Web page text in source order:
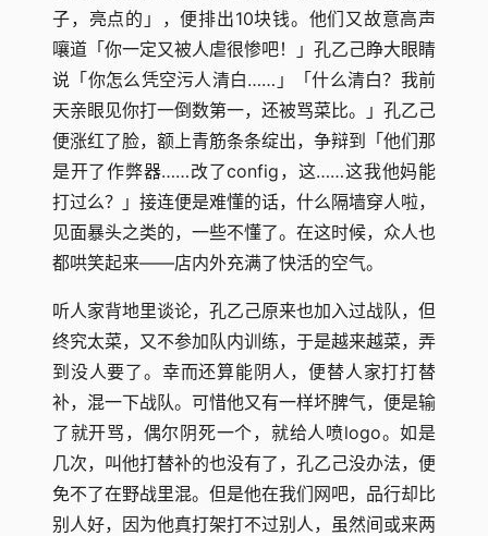
子，亮点的」，便排出10块钱。他们又故意高声
嚷道「你一定又被人虐很惨吧！」孔乙己睁大眼睛
说「你怎么凭空污人清白……」「什么清白？我前
天亲眼见你打一倒数第一，还被骂菜比。」孔乙己
便涨红了脸，额上青筋条条绽出，争辩到「他们那
是开了作弊器……改了config，这……这我他妈能
打过么？」接连便是难懂的话，什么隔墙穿人啦，
见面暴头之类的，一些不懂了。在这时候，众人也
都哄笑起来――店内外充满了快活的空气。
听人家背地里谈论，孔乙己原来也加入过战队，但
终究太菜，又不参加队内训练，于是越来越菜，弄
到没人要了。幸而还算能阴人，便替人家打打替
补，混一下战队。可惜他又有一样坏脾气，便是输
了就开骂，偶尔阴死一个，就给人喷logo。如是
几次，叫他打替补的也没有了，孔乙己没办法，便
免不了在野战里混。但是他在我们网吧，品行却比
别人好，因为他真打架打不过别人，虽然间或来两